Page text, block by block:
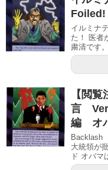
Foiled!
イルミナ
た！ 医者
粛清です。
【閲
言
編 オ
Backlash
大統領が
ド オバマ